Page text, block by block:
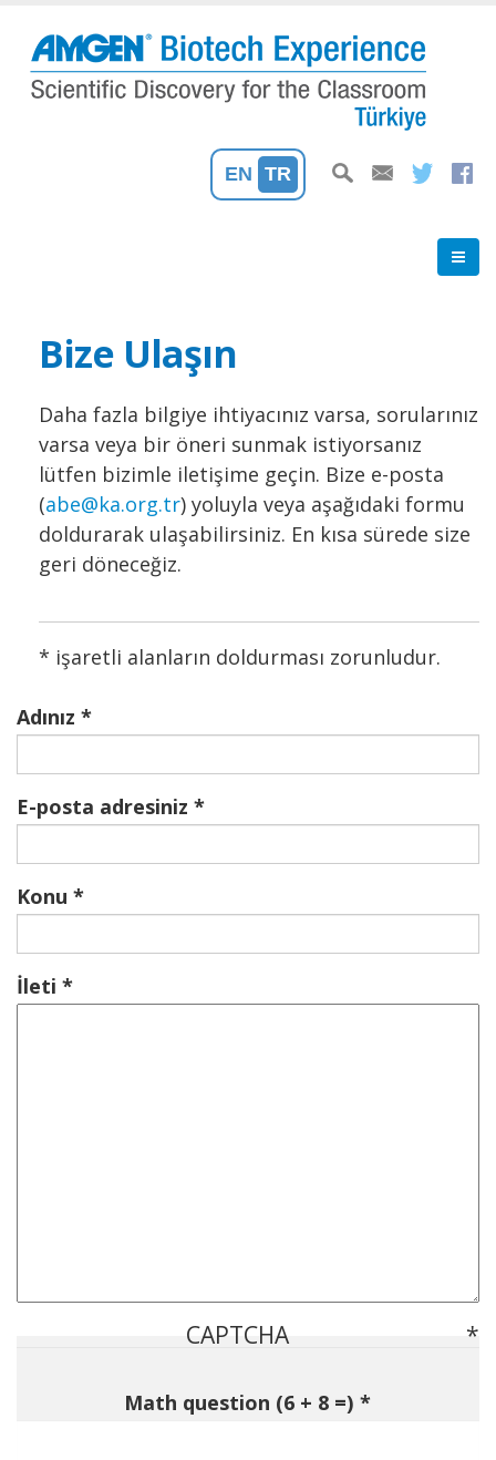
içeriğe
atla
EN TR
Bize Ulaşın
Daha fazla bilgiye ihtiyacınız varsa, sorularınız
varsa veya bir öneri sunmak istiyorsanız
lütfen bizimle iletişime geçin. Bize e-posta
(abe@ka.org.tr) yoluyla veya aşağıdaki formu
doldurarak ulaşabilirsiniz. En kısa sürede size
geri döneceğiz.
* işaretli alanların doldurması zorunludur.
Adınız
E-posta adresiniz
Konu
İleti
CAPTCHA
Math question (6 + 8 =)